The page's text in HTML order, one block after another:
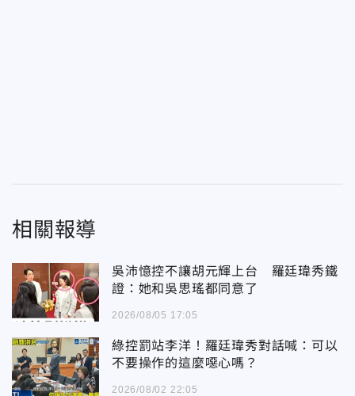
相關報導
吳沛憶控不讓胡元輝上台 羅廷瑋秀鐵
證：她和吳思瑤都同意了
2026/08/05 17:05
綠控罰站李洋！羅廷瑋秀對話喊：可以
不要操作的這麼噁心嗎？
2026/08/02 22:05